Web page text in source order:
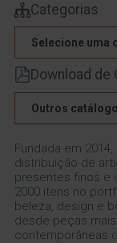
Categorias
Selecione uma
Download de
Outros
Fundada em
distribuição de
presentes finos e
2000 itens no
beleza, design e
desde peças
contemporâneas